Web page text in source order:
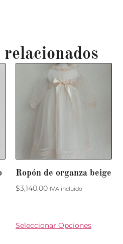
Ropón de organza beige
$3,140.00 IVA incluido
Seleccionar Opciones